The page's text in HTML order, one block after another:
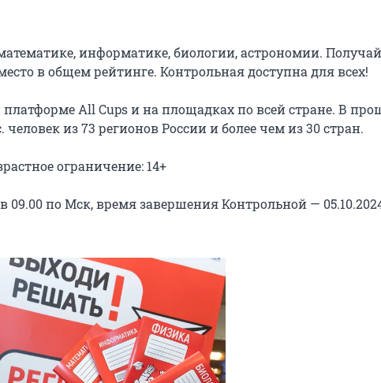
информатике, биологии, астрономии.
в общем рейтинге. Контрольная доступна для всех!
платформе All Cups и на площадках по всей стране. В
из 73 регионов России и более чем из 30 стран.
ограничение: 14+
по Мск, время завершения Контрольной —